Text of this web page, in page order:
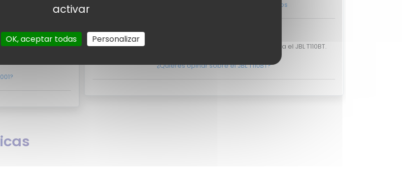
aparezca aquí?
Gopods DA2001.
contacto con nosotros
Por el momento no existen valoraciones de usuarios para el JBL T110BT.
¿Quieres opinar sobre el JBL T110BT?
activar
OK, aceptar todas Personalizar